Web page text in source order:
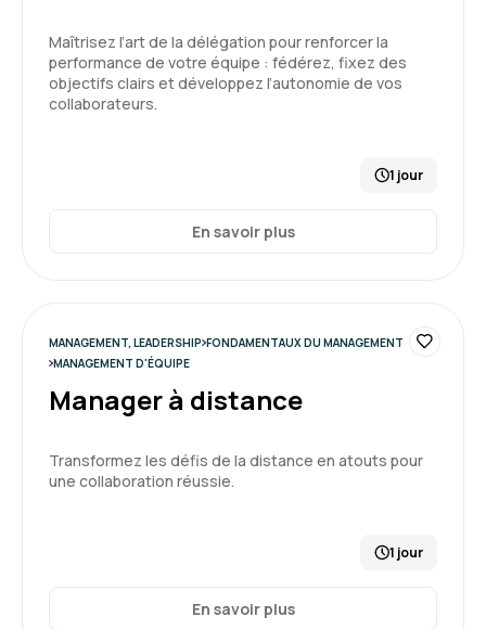
Olivier F. Le 21/07/2026
J'en avais besoin et tous nos manageurs aussi
Marine V. Le 20/07/2026
J'ai vraiment apprécié cette formation. Le
formateur est très pédagogue et partage
Formation : S'approprier le rôle de manager : outils et
Maîtrisez l’art de la délégation pour renforcer la
performance de votre équipe : fédérez, fixez des
objectifs clairs et développez l’autonomie de vos
collaborateurs.
1 jour
En savoir plus
MANAGEMENT, LEADERSHIP FONDAMENTAUX DU MANAGEMENT
MANAGEMENT D'ÉQUIPE
Manager à distance
Transformez les défis de la distance en atouts pour
une collaboration réussie.
1 jour
En savoir plus